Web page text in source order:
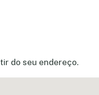
do seu endereço.